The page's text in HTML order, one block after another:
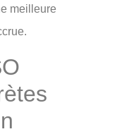
meilleure